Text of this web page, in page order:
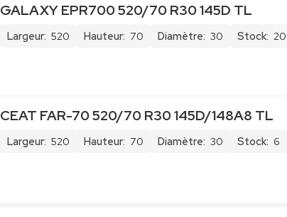
GALAXY EPR700 520/70 R30 145D TL
Largeur: 520 Hauteur: 70 Diamètre: 30 Stock: 20
CEAT FAR-70 520/70 R30 145D/148A8 TL
Largeur: 520 Hauteur: 70 Diamètre: 30 Stock: 6